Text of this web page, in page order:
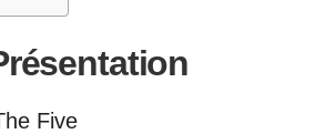
Five